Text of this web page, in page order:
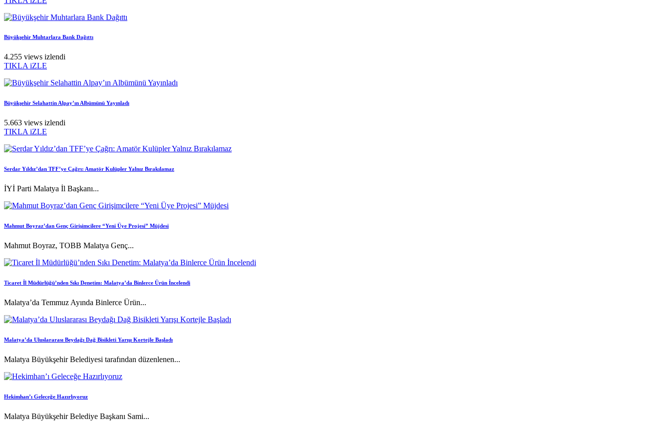
Büyükşehir Muhtarlara Bank Dağıttı
4.255 views izlendi
TIKLA iZLE
Büyükşehir Selahattin Alpay’ın Albümünü Yayınladı
5.663 views izlendi
TIKLA iZLE
Serdar Yıldız’dan TFF’ye Çağrı: Amatör Kulüpler Yalnız Bırakılamaz
İYİ Parti Malatya İl Başkanı...
Mahmut Boyraz’dan Genç Girişimcilere “Yeni Üye Projesi” Müjdesi
Mahmut Boyraz, TOBB Malatya Genç...
Ticaret İl Müdürlüğü’nden Sıkı Denetim: Malatya’da Binlerce Ürün İncelendi
Malatya’da Temmuz Ayında Binlerce Ürün...
Malatya’da Uluslararası Beydağı Dağ Bisikleti Yarışı Kortejle Başladı
Malatya Büyükşehir Belediyesi tarafından düzenlenen...
Hekimhan’ı Geleceğe Hazırlıyoruz
Malatya Büyükşehir Belediye Başkanı Sami...